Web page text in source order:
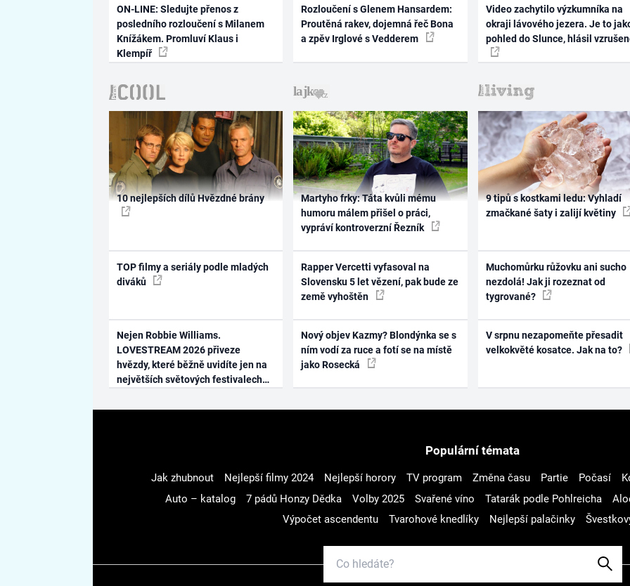
ON-LINE: Sledujte přenos z
posledního rozloučení s Milanem
Knížákem. Promluví Klaus i
Klempíř
Rozloučení s Glenem Hansardem:
Proutěná rakev, dojemná řeč Bona
a zpěv Irglové s Vedderem
Video zachytilo výzkumníka na
okraji lávového jezera. Je to
pohled do Slunce, hlásil
10 nejlepších dílů Hvězdné brány
TOP filmy a seriály podle mladých
diváků
Nejen Robbie Williams.
LOVESTREAM 2026 přiveze
hvězdy, které běžně uvidíte jen na
největších světových festivalech
Martyho frky: Táta kvůli mému
humoru málem přišel o práci,
vypráví kontroverzní Řezník
Rapper Vercetti vyfasoval na
Slovensku 5 let vězení, pak bude ze
země vyhoštěn
Nový objev Kazmy? Blondýnka se s
ním vodí za ruce a fotí se na místě
jako Rosecká
9 tipů s kostkami ledu: Vyhladí
zmačkané šaty i zalijí květiny
Muchomůrku růžovku ani sucho
nezdolá! Jak ji rozeznat od
tygrované?
V srpnu nezapomeňte přesadit
velkokvěté kosatce. Jak na to?
Populární témata
Jak zhubnout Nejlepší filmy 2024 Nejlepší horory TV program Změna času Partie Počasí
Auto – katalog
7 pádů Honzy Dědka Volby 2025 Svařené víno Tatarák podle Pohlreicha
Výpočet ascendentu
Tvarohové knedlíky Nejlepší palačinky